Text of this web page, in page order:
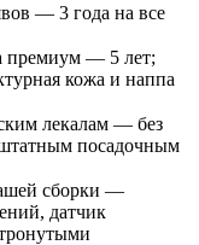
— 3 года на все
премиум — 5 лет;
кожа и наппа
лекалам — без
посадочным
сборки —
датчик